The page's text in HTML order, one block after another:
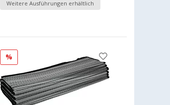
Weitere Ausführungen erhältlich
%